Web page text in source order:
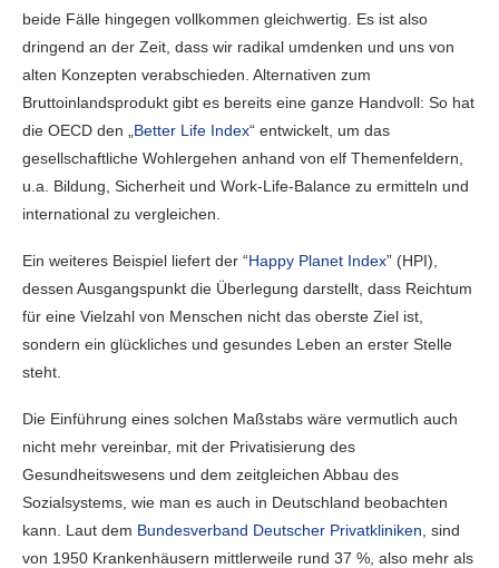
beide Fälle hingegen vollkommen gleichwertig. Es ist also
dringend an der Zeit, dass wir radikal umdenken und uns von
alten Konzepten verabschieden. Alternativen zum
Bruttoinlandsprodukt gibt es bereits eine ganze Handvoll: So hat
die OECD den „ Better Life Index“ entwickelt, um das
gesellschaftliche Wohlergehen anhand von elf Themenfeldern,
u.a. Bildung, Sicherheit und Work-Life-Balance zu ermitteln und
international zu vergleichen.
Ein weiteres Beispiel liefert der “Happy Planet Index” (HPI),
dessen Ausgangspunkt die Überlegung darstellt, dass Reichtum
für eine Vielzahl von Menschen nicht das oberste Ziel ist,
sondern ein glückliches und gesundes Leben an erster Stelle
steht.
Die Einführung eines solchen Maßstabs wäre vermutlich auch
nicht mehr vereinbar, mit der Privatisierung des
Gesundheitswesens und dem zeitgleichen Abbau des
Sozialsystems, wie man es auch in Deutschland beobachten
kann. Laut dem Bundesverband Deutscher Privatkliniken , sind
von 1950 Krankenhäusern mittlerweile rund 37 %, also mehr als